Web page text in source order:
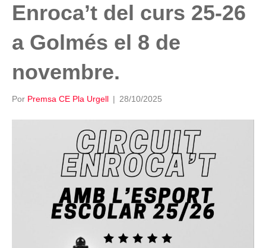
Enroca’t del curs 25-26
a Golmés el 8 de
novembre.
Por Premsa CE Pla Urgell | 28/10/2025